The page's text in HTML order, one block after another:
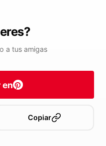
a tus amigas
en
Copiar